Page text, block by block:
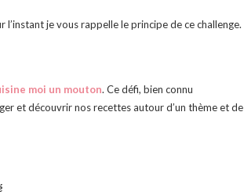
je vous rappelle le principe de ce challenge.
moi un mouton. Ce défi, bien connu
et découvrir nos recettes autour d’un thème et de